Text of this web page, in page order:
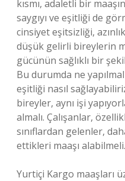
kısmı, adaletli bir
saygıyı ve eşitliği de
cinsiyet eşitsizliği,
düşük gelirli bireylerin
gücünün sağlıklı bir
Bu durumda ne
eşitliği nasıl
bireyler, aynı işi
almalı. Çalışanlar,
sınıflardan gelenler,
ettikleri maaşı alabilmeli.
Yurtiçi Kargo maaşları